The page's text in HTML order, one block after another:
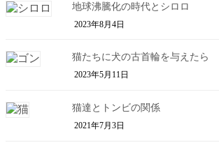
地球沸騰化の時代とシロロ
2023年8月4日
猫たちに犬の古首輪を与えたら
2023年5月11日
猫達とトンビの関係
2021年7月3日